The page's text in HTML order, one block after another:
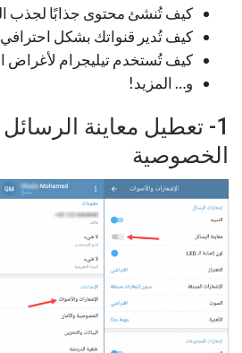
كيف تُنشئ محتوى جذابًا لجذب
كيف تُدير قنواتك بشكل
كيف تُستخدم تيليجرام لأغراض
و… المزيد!
1- تعطيل معاينة
الخصوصية